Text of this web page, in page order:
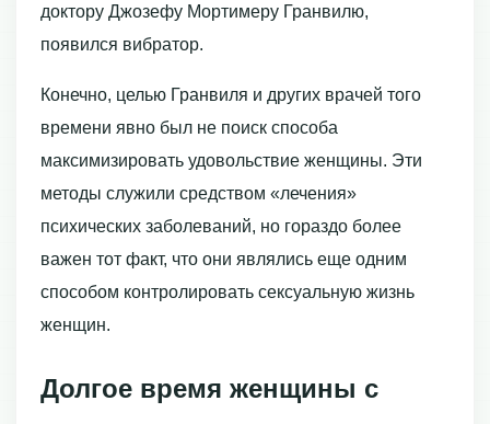
доктору Джозефу Мортимеру Гранвилю,
появился вибратор.
Конечно, целью Гранвиля и других врачей того
времени явно был не поиск способа
максимизировать удовольствие женщины. Эти
методы служили средством «лечения»
психических заболеваний, но гораздо более
важен тот факт, что они являлись еще одним
способом контролировать сексуальную жизнь
женщин.
Долгое время женщины с